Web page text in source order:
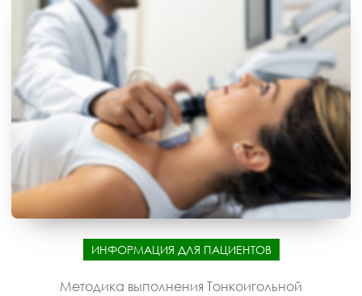
ИНФОРМАЦИЯ ДЛЯ ПАЦИЕНТОВ
Методика выполнения Тонкоигольной